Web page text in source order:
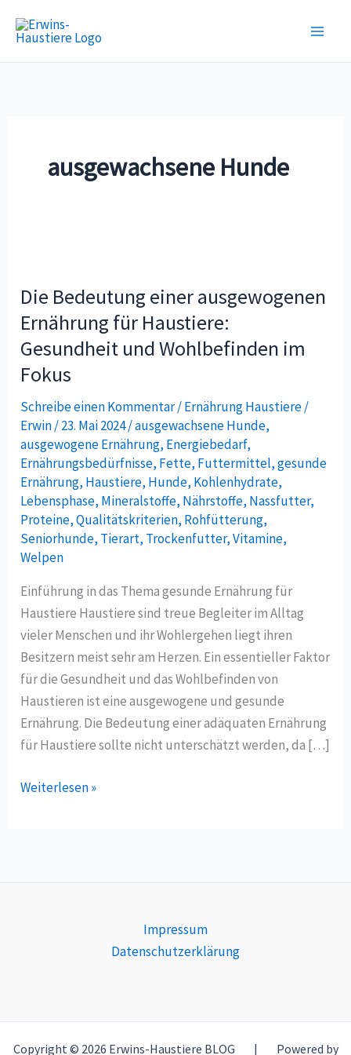
Inhalt
ausgewachsene Hunde
Die Bedeutung einer ausgewogenen
Ernährung für Haustiere:
Gesundheit und Wohlbefinden im
Fokus
Schreibe einen Kommentar/Ernährung Haustiere/
Erwin/23. Mai 2024/ausgewachsene Hunde,
ausgewogene Ernährung, Energiebedarf,
Ernährungsbedürfnisse, Fette, Futtermittel,gesunde
Ernährung, Haustiere, Hunde, Kohlenhydrate,
Lebensphase, Mineralstoffe, Nährstoffe, Nassfutter,
Proteine,Qualitätskriterien, Rohfütterung,
Seniorhunde, Tierart, Trockenfutter,Vitamine,
Welpen
Einführung in das Thema gesunde Ernährung für
Haustiere Haustiere sind treue Begleiter im Alltag
vieler Menschen und ihr Wohlergehen liegt ihren
Besitzern meist sehr am Herzen. Ein essentieller Faktor
für die Gesundheit und das Wohlbefinden von
Haustieren ist eine ausgewogene und gesunde
Ernährung. Die Bedeutung einer adäquaten Ernährung
für Haustiere sollte nicht unterschätzt werden, da […]
einer
ausgewogenen
Ernährung
für
Haustiere:
Gesundheit
und
Wohlbefinden
im
Fokus
Weiterlesen »
Impressum
Datenschutzerklärung
Copyright © 2026 Erwins-Haustiere BLOG | Powered by